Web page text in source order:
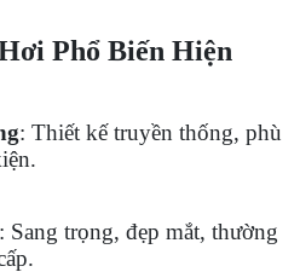
Phổ Biến Hiện
: Thiết kế truyền thống, phù
: Sang trọng, đẹp mắt, thường